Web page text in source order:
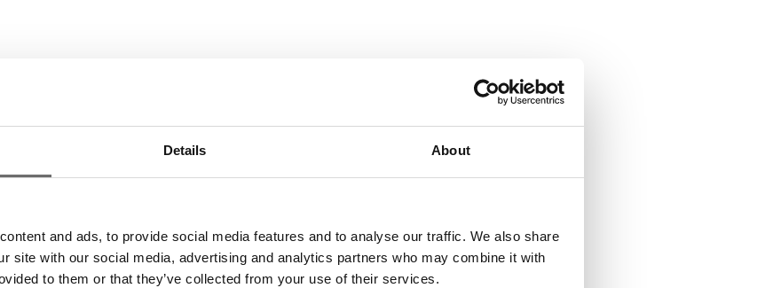
Details About
and ads, to provide social media features and to analyse our traffic. We also share
site with our social media, advertising and analytics partners who may combine it with
to them or that they’ve collected from your use of their services.